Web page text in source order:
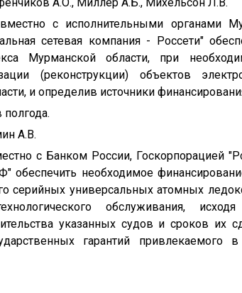
с исполнительными органами
сетевая компания - Россети"
Мурманской области, при
(реконструкции) объектов
и определив источники
А.В.
с Банком России, Госкорпорацией
обеспечить необходимое
серийных универсальных атомных
обслуживания,
указанных судов и сроков их
гарантий